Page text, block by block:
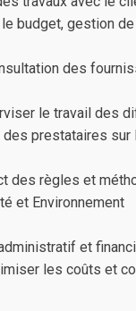
budget, gestion
des
le travail des
prestataires sur
des règles et
et Environnement
et
les coûts et